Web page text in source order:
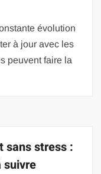
évolution
à jour avec les
peuvent faire la
sans stress :
suivre